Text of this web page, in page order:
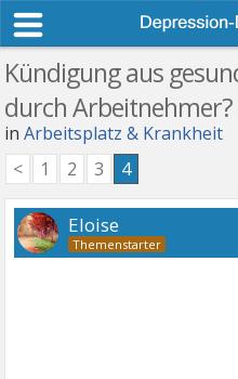
Kündigung aus
durch Arbeitnehmer?
inArbeitsplatz & Krankheit
< 1 2 3 4
Eloise